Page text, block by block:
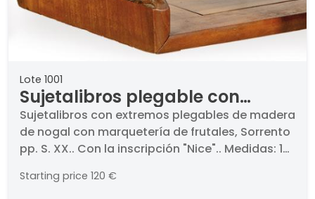
Lote 1001
Sujetalibros plegable con
marquetería Sorrento
Sujetalibros con extremos plegables de madera
de nogal con marquetería de frutales, Sorrento
pp. S. XX.. Con la inscripción "Nice".. Medidas: 17
Starting price 120 €